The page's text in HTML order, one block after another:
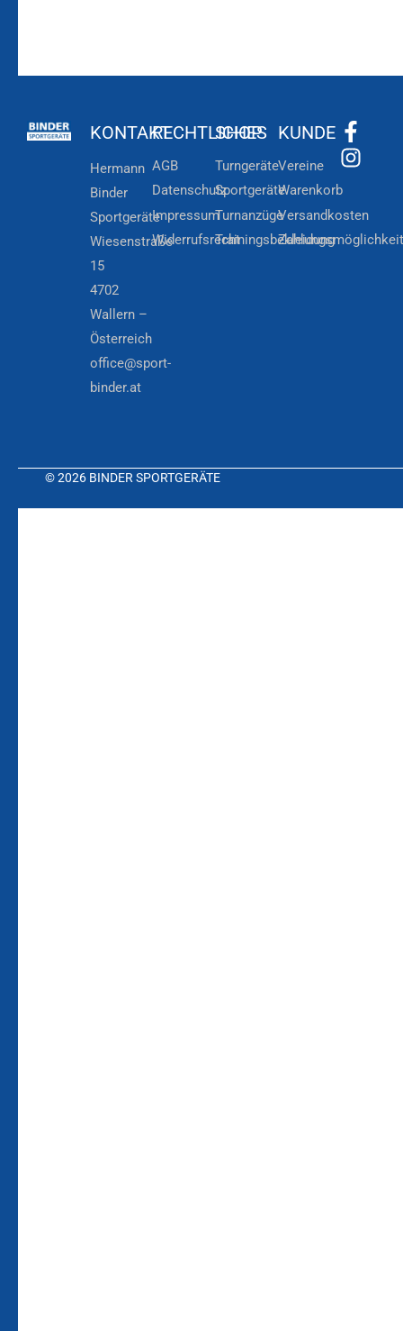
KONTAKT
Hermann
Binder
Sportgeräte
Wiesenstraße
15
4702
Wallern –
Österreich
office@sport-
binder.at
RECHTLICHES
AGB
Datenschutz
Impressum
Widerrufsrecht
SHOP
Turngeräte
Sportgeräte
Turnanzüge
Trainingsbekleidung
KUNDE
Vereine
Warenkorb
Versandkosten
© 2026 BINDER SPORTGERÄTE